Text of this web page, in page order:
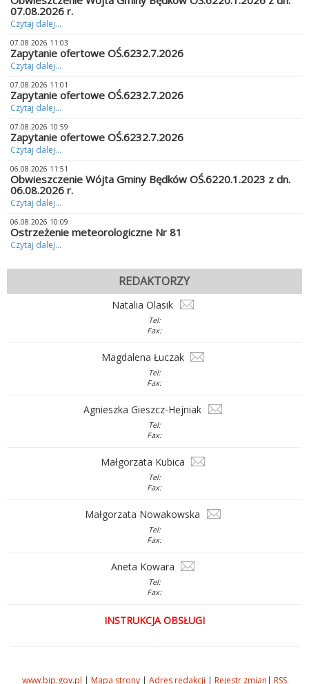
07.08.2026 r.
Czytaj dalej...
07.08.2026 11:03
Zapytanie ofertowe OŚ.6232.7.2026
Czytaj dalej...
07.08.2026 11:01
Zapytanie ofertowe OŚ.6232.7.2026
Czytaj dalej...
07.08.2026 10:59
Zapytanie ofertowe OŚ.6232.7.2026
Czytaj dalej...
06.08.2026 11:51
Obwieszczenie Wójta Gminy Będków OŚ.6220.1.2023 z dn.
06.08.2026 r.
Czytaj dalej...
06.08.2026 10:09
Ostrzeżenie meteorologiczne Nr 81
Czytaj dalej...
REDAKTORZY
Natalia Olasik
Tel:
Fax:
Magdalena Łuczak
Tel:
Fax:
Agnieszka Gieszcz-Hejniak
Tel:
Fax:
Małgorzata Kubica
Tel:
Fax:
Małgorzata Nowakowska
Tel:
Fax:
Aneta Kowara
Tel:
Fax:
INSTRUKCJA OBSŁUGI
www.bip.gov.pl | Mapa strony | Adres redakcji | Rejestr zmian | RSS